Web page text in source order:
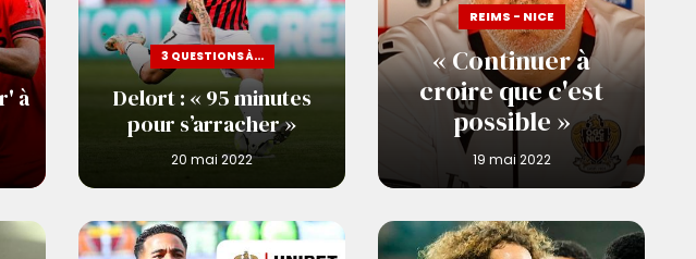
à
3 QUESTIONS À...
Delort : « 95 minutes
pour s’arracher »
REIMS - NICE
« Continuer à
croire que c'est
possible »